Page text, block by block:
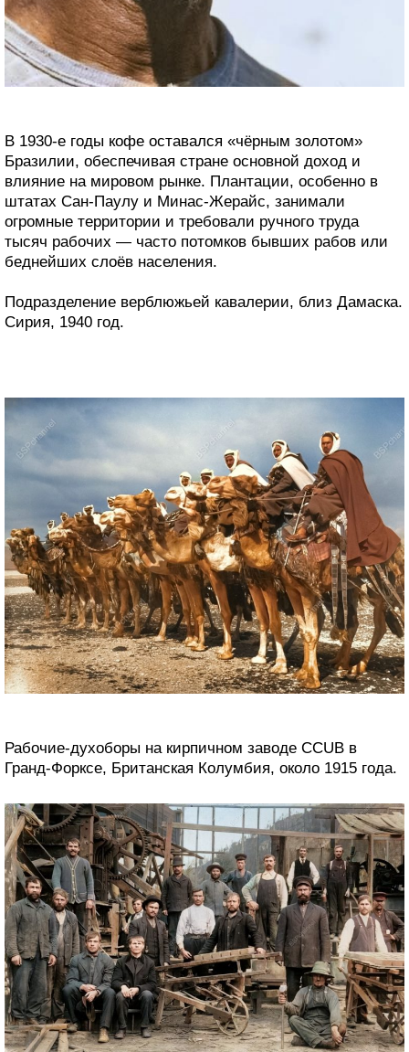
В 1930-е годы кофе оставался «чёрным золотом»
Бразилии, обеспечивая стране основной доход и
влияние на мировом рынке. Плантации, особенно в
штатах Сан-Паулу и Минас-Жерайс, занимали
огромные территории и требовали ручного труда
тысяч рабочих — часто потомков бывших рабов или
беднейших слоёв населения.
Подразделение верблюжьей кавалерии, близ Дамаска.
Сирия, 1940 год.
Рабочие-духоборы на кирпичном заводе CCUB в
Гранд-Форксе, Британская Колумбия, около 1915 года.